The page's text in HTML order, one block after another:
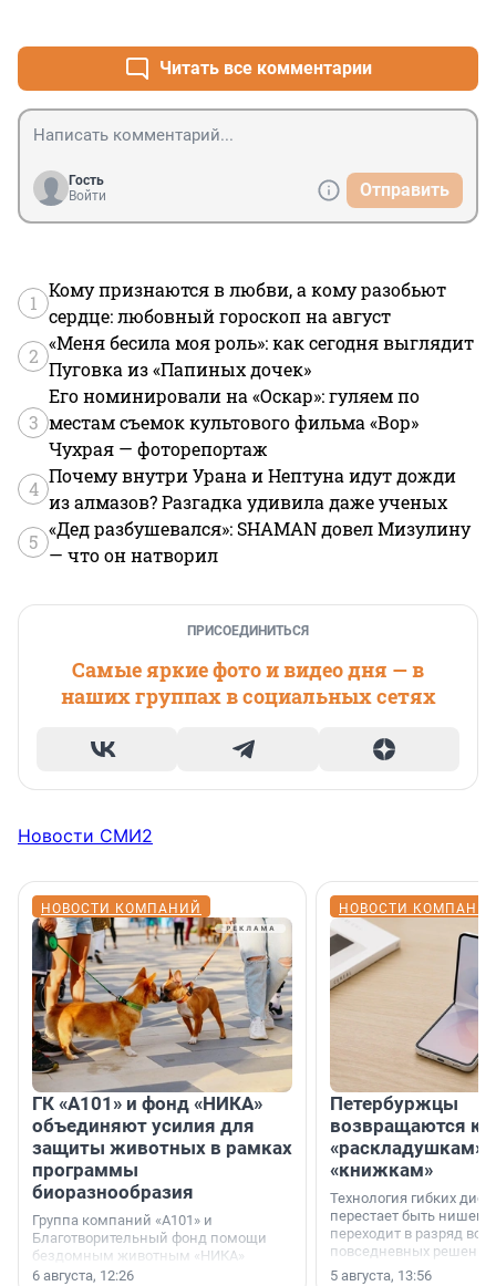
Нищая, отсталая страна.Читать все комментарии
Гость
Войти
Отправить
1
Кому признаются в любви, а кому разобьют
сердце: любовный гороскоп на август
2
«Меня бесила моя роль»: как сегодня выглядит
Пуговка из «Папиных дочек»
3
Его номинировали на «Оскар»: гуляем по
местам съемок культового фильма «Вор»
Чухрая — фоторепортаж
4
Почему внутри Урана и Нептуна идут дожди
из алмазов? Разгадка удивила даже ученых
5
«Дед разбушевался»: SHAMAN довел Мизулину
— что он натворил
ПРИСОЕДИНИТЬСЯ
Самые яркие фото и видео дня — в
наших группах в социальных сетях
Новости СМИ2
НОВОСТИ КОМПАНИЙ
ГК «А101» и фонд «НИКА»
объединяют усилия для
защиты животных в рамках
программы
биоразнообразия
Группа компаний «А101» и
Благотворительный фонд помощи
бездомным животным «НИКА»
заключили соглашение о
6 августа, 12:26
НОВОСТИ
Петербуржцы
возвращаются к
«раскладушкам»
«книжкам»
Технология гибких
перестает быть
переходит в разряд
повседневных
5 августа, 13:56